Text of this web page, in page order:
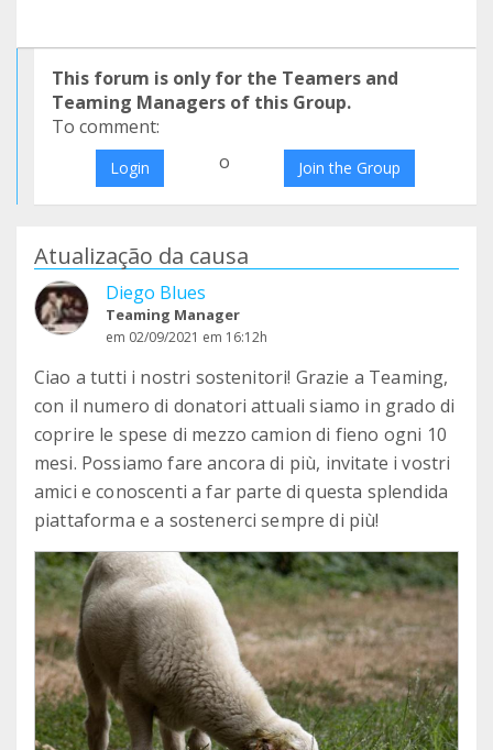
This forum is only for the Teamers and
Teaming Managers of this Group.
To comment:
Login o Join the Group
Atualização da causa
Diego Blues
Teaming Manager
em 02/09/2021 em 16:12h
Ciao a tutti i nostri sostenitori! Grazie a Teaming,
con il numero di donatori attuali siamo in grado di
coprire le spese di mezzo camion di fieno ogni 10
mesi. Possiamo fare ancora di più, invitate i vostri
amici e conoscenti a far parte di questa splendida
piattaforma e a sostenerci sempre di più!